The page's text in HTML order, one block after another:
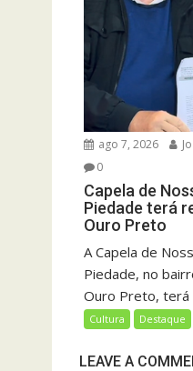
ago 7, 2026
0
Capela de
Piedade terá
Ouro Preto
A Capela de
Piedade, no
Ouro Preto, terá
Cultura Destaque
LEAVE A